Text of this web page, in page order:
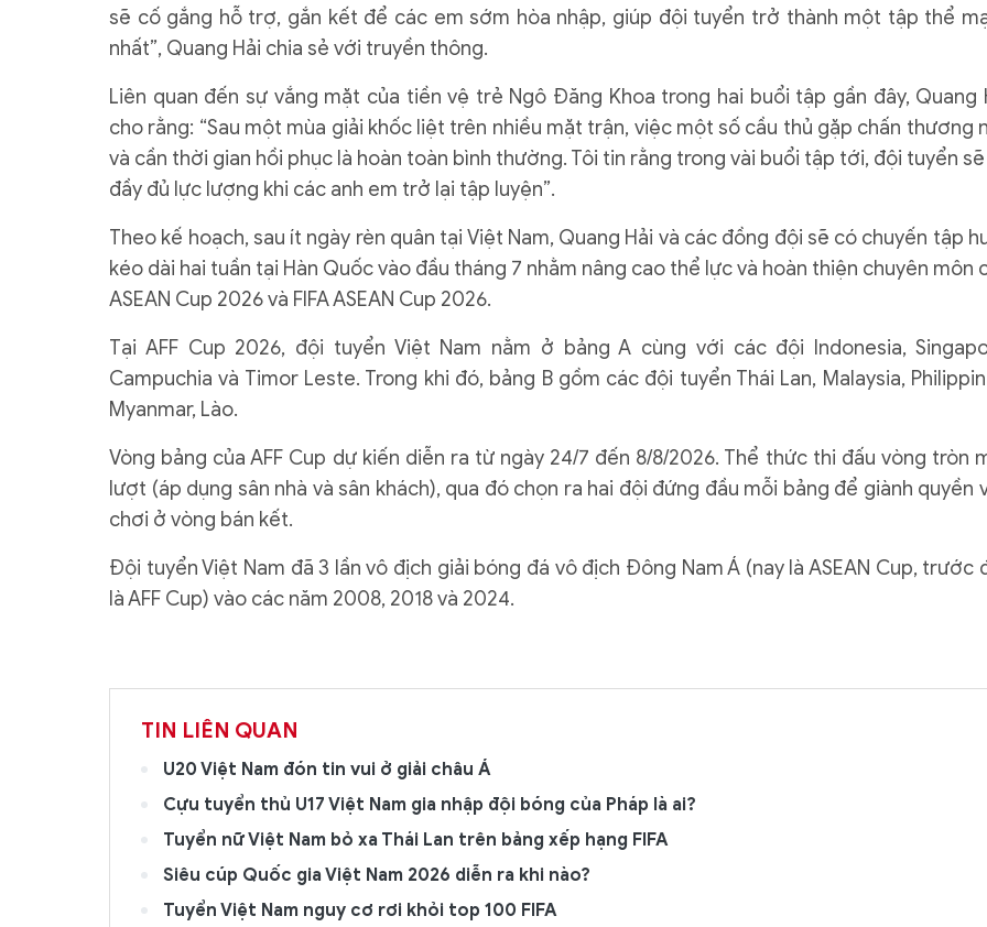
sẽ cố gắng hỗ trợ, gắn kết để các em sớm hòa nhập, giúp đội tuyển trở thành một tập thể
nhất”, Quang Hải chia sẻ với truyền thông.
Liên quan đến sự vắng mặt của tiền vệ trẻ Ngô Đăng Khoa trong hai buổi tập gần đây, Quang
cho rằng: “Sau một mùa giải khốc liệt trên nhiều mặt trận, việc một số cầu thủ gặp chấn thương
và cần thời gian hồi phục là hoàn toàn bình thường. Tôi tin rằng trong vài buổi tập tới, đội tuyển
đầy đủ lực lượng khi các anh em trở lại tập luyện”.
Theo kế hoạch, sau ít ngày rèn quân tại Việt Nam, Quang Hải và các đồng đội sẽ có chuyến tập
kéo dài hai tuần tại Hàn Quốc vào đầu tháng 7 nhằm nâng cao thể lực và hoàn thiện chuyên môn
ASEAN Cup 2026 và FIFA ASEAN Cup 2026.
Tại AFF Cup 2026, đội tuyển Việt Nam nằm ở bảng A cùng với các đội Indonesia,
Campuchia và Timor Leste. Trong khi đó, bảng B gồm các đội tuyển Thái Lan, Malaysia,
Myanmar, Lào.
Vòng bảng của AFF Cup dự kiến diễn ra từ ngày 24/7 đến 8/8/2026. Thể thức thi đấu vòng tròn
lượt (áp dụng sân nhà và sân khách), qua đó chọn ra hai đội đứng đầu mỗi bảng để giành quyền
chơi ở vòng bán kết.
Đội tuyển Việt Nam đã 3 lần vô địch giải bóng đá vô địch Đông Nam Á (nay là ASEAN Cup, trước
là AFF Cup) vào các năm 2008, 2018 và 2024.
TIN LIÊN QUAN
U20 Việt Nam đón tin vui ở giải châu Á
Cựu tuyển thủ U17 Việt Nam gia nhập đội bóng của Pháp là ai?
Tuyển nữ Việt Nam bỏ xa Thái Lan trên bảng xếp hạng FIFA
Siêu cúp Quốc gia Việt Nam 2026 diễn ra khi nào?
Tuyển Việt Nam nguy cơ rơi khỏi top 100 FIFA